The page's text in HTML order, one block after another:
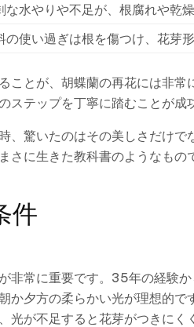
な水やりや不足が、根腐れや乾
の使い過ぎは根を傷つけ、花芽
ことが、胡蝶蘭の再花には非
ステップを丁寧に踏むことが成
、驚いたのはその美しさだけで
さに生きた教科書のようなも
件
非常に重要です。35年の経験
か夕方の柔らかい光が理想的
光が不足すると花芽がつきにく